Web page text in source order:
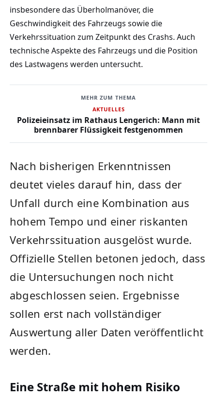
insbesondere das Überholmanöver, die
Geschwindigkeit des Fahrzeugs sowie die
Verkehrssituation zum Zeitpunkt des Crashs. Auch
technische Aspekte des Fahrzeugs und die Position
des Lastwagens werden untersucht.
MEHR ZUM THEMA
AKTUELLES
Polizeieinsatz im Rathaus Lengerich: Mann mit
brennbarer Flüssigkeit festgenommen
Nach bisherigen Erkenntnissen
deutet vieles darauf hin, dass der
Unfall durch eine Kombination aus
hohem Tempo und einer riskanten
Verkehrssituation ausgelöst wurde.
Offizielle Stellen betonen jedoch, dass
die Untersuchungen noch nicht
abgeschlossen seien. Ergebnisse
sollen erst nach vollständiger
Auswertung aller Daten veröffentlicht
werden.
Eine Straße mit hohem Risiko